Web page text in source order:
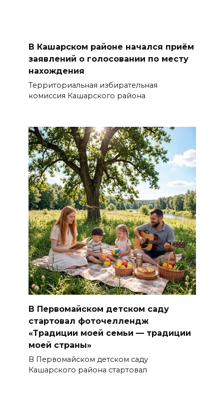
В Кашарском районе начался приём
заявлений о голосовании по месту
нахождения
Территориальная избирательная
комиссия Кашарского района
В Первомайском детском саду
стартовал фоточеллендж
«Традиции моей семьи — традиции
моей страны»
В Первомайском детском саду
Кашарского района стартовал